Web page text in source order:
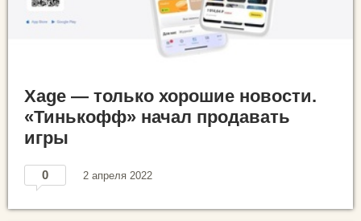
Xage — только хорошие новости.
«Тинькофф» начал продавать
игры
0 2 апреля 2022